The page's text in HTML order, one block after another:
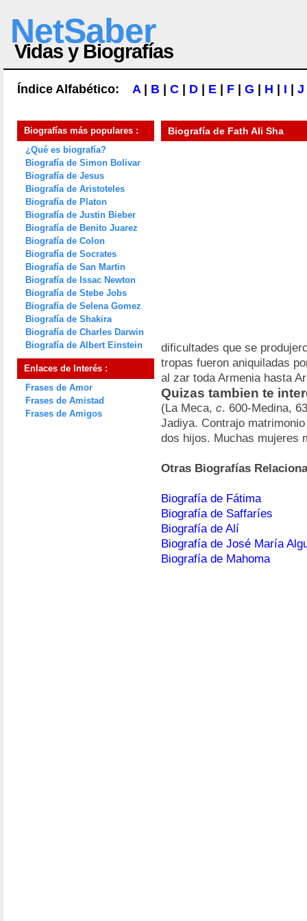
NetSaber
Vidas y Biografías
Índice Alfabético: A| B C D E F G H I J
Biografías más populares :
¿Qué es biografía?
Biografía de Simon Bolivar
Biografía de Jesus
Biografía de Aristoteles
Biografía de Platon
Biografía de Justin Bieber
Biografía de Benito Juarez
Biografía de Colon
Biografía de Socrates
Biografía de San Martin
Biografía de Issac Newton
Biografía de Stebe Jobs
Biografía de Selena Gomez
Biografía de Shakira
Biografía de Charles Darwin
Biografía de Albert Einstein
Enlaces de Interés :
Frases de Amor
Frases de Amistad
Frases de Amigos
Biografía de Fath Ali Sha
dificultades que se
tropas fueron aniquiladas
al zar toda Armenia hasta
Quizas tambien te
(La Meca, c. 600-Medina,
Jadiya. Contrajo
dos hijos. Muchas mujeres
Otras Biografías
Biografía de Fátima
Biografía de Saffaríes
Biografía de Alí
Biografía de José María
Biografía de Mahoma